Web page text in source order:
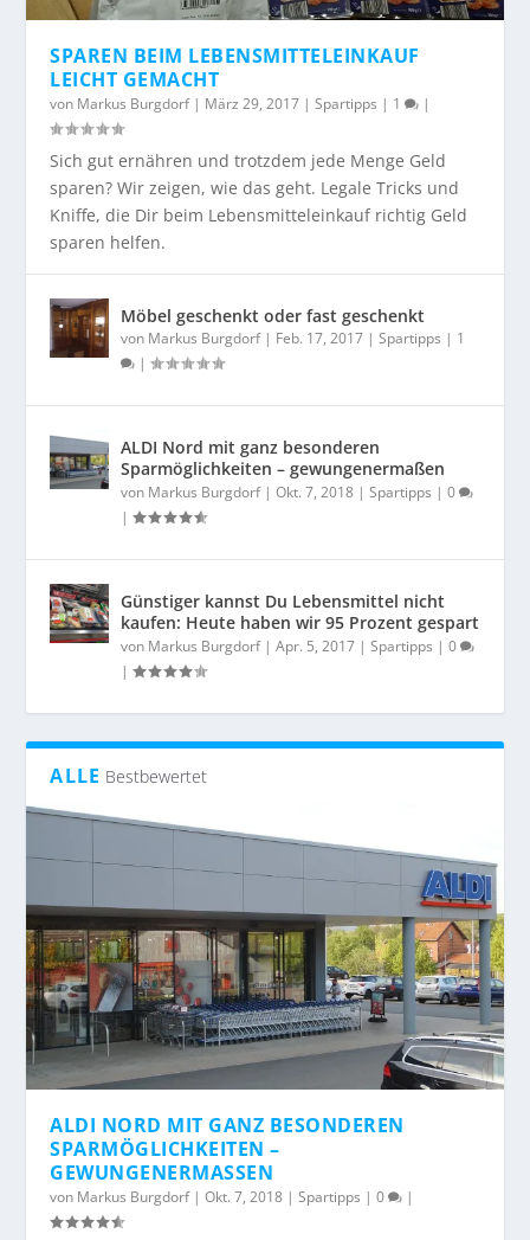
SPAREN BEIM LEBENSMITTELEINKAUF
LEICHT GEMACHT
von Markus Burgdorf| März 29, 2017 |Spartipps | 1 |
Sich gut ernähren und trotzdem jede Menge Geld
sparen? Wir zeigen, wie das geht. Legale Tricks und
Kniffe, die Dir beim Lebensmitteleinkauf richtig Geld
sparen helfen.
Möbel geschenkt oder fast geschenkt
von Markus Burgdorf| Feb. 17, 2017 |Spartipps | 1
|
ALDI Nord mit ganz besonderen
Sparmöglichkeiten – gewungenermaßen
von Markus Burgdorf|Okt. 7, 2018 |Spartipps |0
|
Günstiger kannst Du Lebensmittel nicht
kaufen: Heute haben wir 95 Prozent gespart
von Markus Burgdorf|Apr. 5, 2017 |Spartipps |0
|
ALLE Bestbewertet
ALDI NORD MIT GANZ BESONDEREN
SPARMÖGLICHKEITEN –
GEWUNGENERMASSEN
von Markus Burgdorf|Okt. 7, 2018 |Spartipps |0 |